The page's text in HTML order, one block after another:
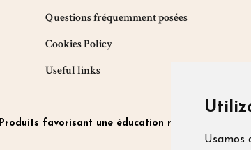
Usamos
Questions fréquemment posées
Cookies Policy
Useful links
Produits favorisant une éducation respectueuse des